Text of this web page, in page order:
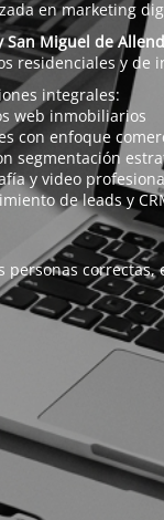
en marketing
San Miguel de
residenciales y de
integrales:
web inmobiliarios
con enfoque
segmentación
y video
de leads y
personas